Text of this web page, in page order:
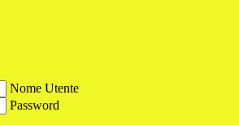
Nome Utente
Password